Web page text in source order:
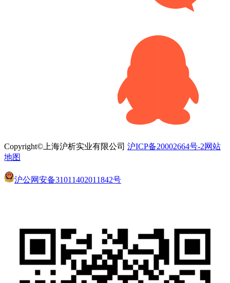
Copyright©上海沪析实业有限公司 沪ICP备20002664号-2网站
地图
沪公网安备31011402011842号